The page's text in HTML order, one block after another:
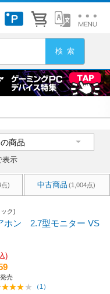
表示
) 中古商品 (1,004点)
ク)
ホン 2.7型モニター VS
)
売
（1）